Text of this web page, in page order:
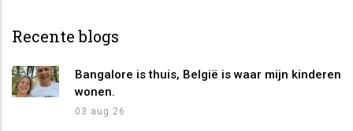
Recente blogs
Bangalore is thuis, België is waar mijn kinderen
wonen.
03 aug 26